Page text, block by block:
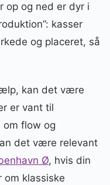
op og ned er dyr i
kasser
og placeret, så
kan det være
er vant til
om flow og
det være relevant
Ø, hvis din
om klassiske